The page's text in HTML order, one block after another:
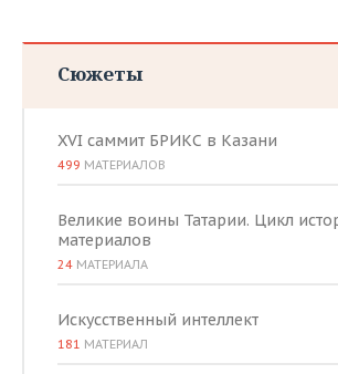
Сюжеты
XVI саммит БРИКС в Казани
499 МАТЕРИАЛОВ
Великие воины Татарии. Цикл
материалов
24 МАТЕРИАЛА
Искусственный интеллект
181 МАТЕРИАЛ